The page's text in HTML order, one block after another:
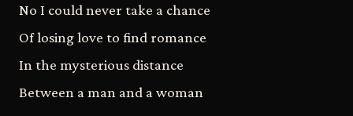
No I could never take a chance
Of losing love to find romance
In the mysterious distance
Between a man and a woman